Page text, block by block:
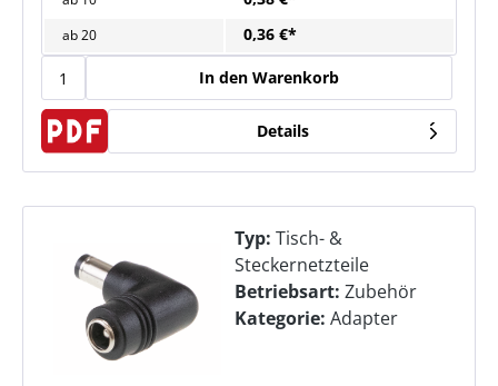
ab20 0,36 €*
In den Warenkorb
Details
Typ: Tisch- &
Steckernetzteile
Betriebsart: Zubehör
Kategorie: Adapter